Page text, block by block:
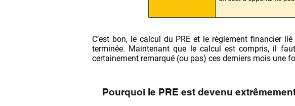
C’est bon, le calcul du PRE et le règlement financier
terminée. Maintenant que le calcul est compris, il
certainement remarqué (ou pas) ces derniers mois une
Pourquoi le PRE est devenu